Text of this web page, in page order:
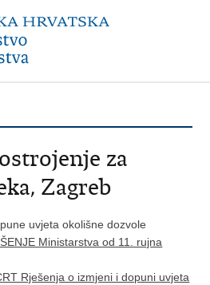
za
Zagreb
uvjeta okolišne dozvole
Ministarstva od 11. rujna
Rješenja o izmjeni i dopuni uvjeta